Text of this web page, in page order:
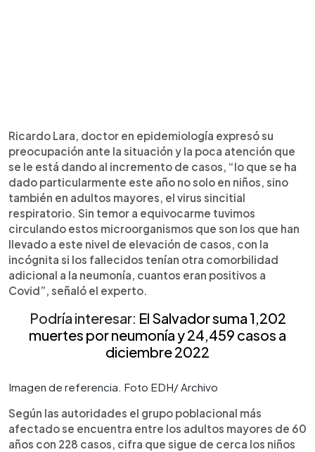
Ricardo Lara, doctor en epidemiología expresó su
preocupación ante la situación y la poca atención que
se le está dando al incremento de casos, “lo que se ha
dado particularmente este año no solo en niños, sino
también en adultos mayores, el virus sincitial
respiratorio. Sin temor a equivocarme tuvimos
circulando estos microorganismos que son los que han
llevado a este nivel de elevación de casos, con la
incógnita si los fallecidos tenían otra comorbilidad
adicional a la neumonía, cuantos eran positivos a
Covid”, señaló el experto.
Podría interesar: El Salvador suma 1,202
muertes por neumonía y 24,459 casos a
diciembre 2022
Imagen de referencia. Foto EDH/ Archivo
Según las autoridades el grupo poblacional más
afectado se encuentra entre los adultos mayores de 60
años con 228 casos, cifra que sigue de cerca los niños